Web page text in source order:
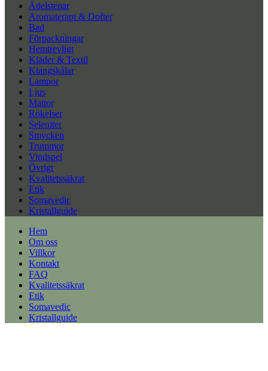
Ädelstenar
Aromaterapi & Dofter
Bad
Förpackningar
Hemtrevligt
Kläder & Textil
Klangskålar
Lampor
Ljus
Mattor
Rökelser
Seleniter
Smycken
Trummor
Vindspel
Övrigt
Kvalitetssäkrat
Etik
Somavedic
Kristallguide
Hem
Om oss
Villkor
Kontakt
FAQ
Kvalitetssäkrat
Etik
Somavedic
Kristallguide